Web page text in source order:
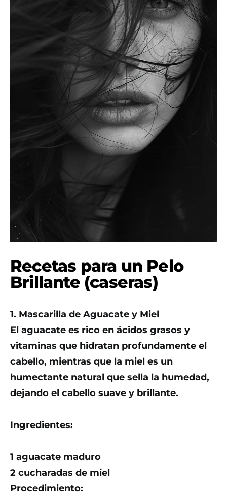
Recetas para un Pelo
Brillante (caseras)
1. Mascarilla de Aguacate y Miel
El aguacate es rico en ácidos grasos y
vitaminas que hidratan profundamente el
cabello, mientras que la miel es un
humectante natural que sella la humedad,
dejando el cabello suave y brillante.
Ingredientes:
1 aguacate maduro
2 cucharadas de miel
Procedimiento: